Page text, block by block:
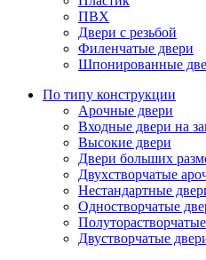
ПВХ
Двери с резьбой
Филенчатые двери
Шпонированные
По типу конструкции
Арочные двери
Входные двери на
Высокие двери
Двери больших
Двухстворчатые
Нестандартные
Одностворчатые
Двустворчатые